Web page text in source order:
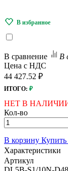
В сравнение
В
Цена с НДС
44 427.52 ₽
ИТОГО: ₽
НЕТ В
Кол-во
В корзину Купить
Характеристики
Артикул